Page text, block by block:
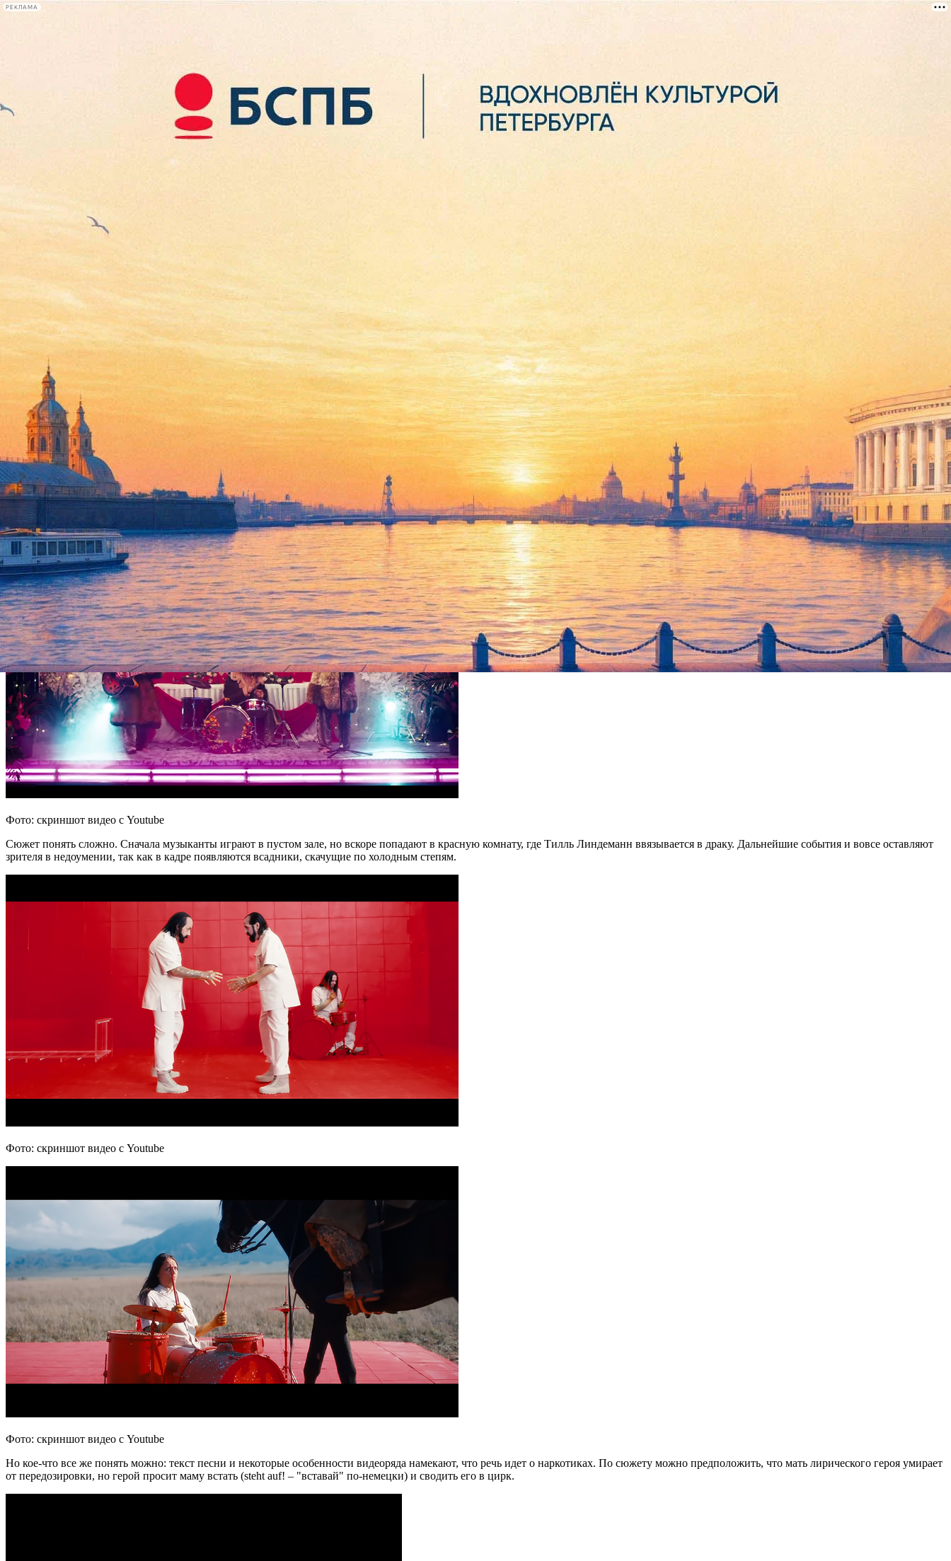
РЕКЛАМА
лекции
книги
Драка в красной комнате и скачки по степям — Тилль Линдеманн выпустил новый клип
своего сольного проекта
13 сентября 2019, Версия для печати
Лидер немецкой группы Rammstein Тилль Линдеманн в пятницу 13 выпустил новый сингл Steht auf своего сольного проекта Lindemann. Сама композиция была доступна для прослушивания
еще утром, но в 18-00 на Youtube состоялась премьера клипа на композицию.
Режиссером видео стал Зоран Бихак, ранее уже неоднократно работавший как с Rammstein, так и с Lindemann.
Фото: скриншот видео с Youtube
Сюжет понять сложно. Сначала музыканты играют в пустом зале, но вскоре попадают в красную комнату, где Тилль Линдеманн ввязывается в драку. Дальнейшие события и вовсе оставляют
зрителя в недоумении, так как в кадре появляются всадники, скачущие по холодным степям.
Фото: скриншот видео с Youtube
Фото: скриншот видео с Youtube
Но кое-что все же понять можно: текст песни и некоторые особенности видеоряда намекают, что речь идет о наркотиках. По сюжету можно предположить, что мать лирического героя умирает
от передозировки, но герой просит маму встать (steht auf! – "вставай" по-немецки) и сводить его в цирк.